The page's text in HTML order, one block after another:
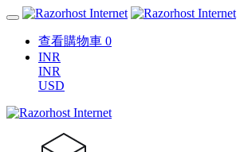
查看購物車 0
INR
INR
USD